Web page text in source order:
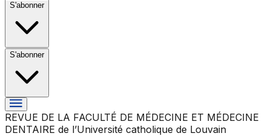
S'abonner
S'abonner
REVUE DE LA FACULTÉ DE MÉDECINE ET MÉDECINE
DENTAIRE de l’Université catholique de Louvain